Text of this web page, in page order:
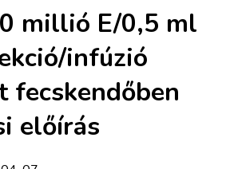
millió E/0,5 ml
infúzió
előírás